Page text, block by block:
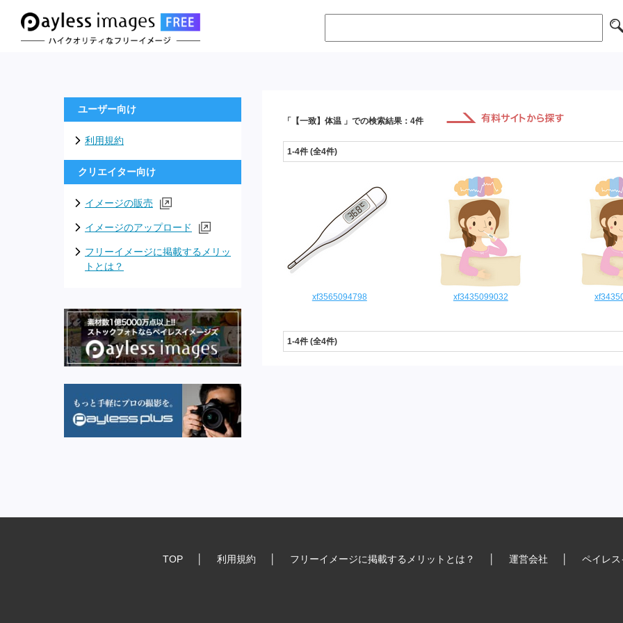
「【一致】体温 」での検索結果：4件
1-4件 (全4件)
xf3565094798 xf3435099032
1-4件 (全4件)
ユーザー向け
利用規約
クリエイター向け
イメージの販売
イメージのアップロード
フリーイメージに掲載するメリッ
トとは？
TOP 利用規約 フリーイメージに掲載するメリットとは？ 運営会社 ペイレ